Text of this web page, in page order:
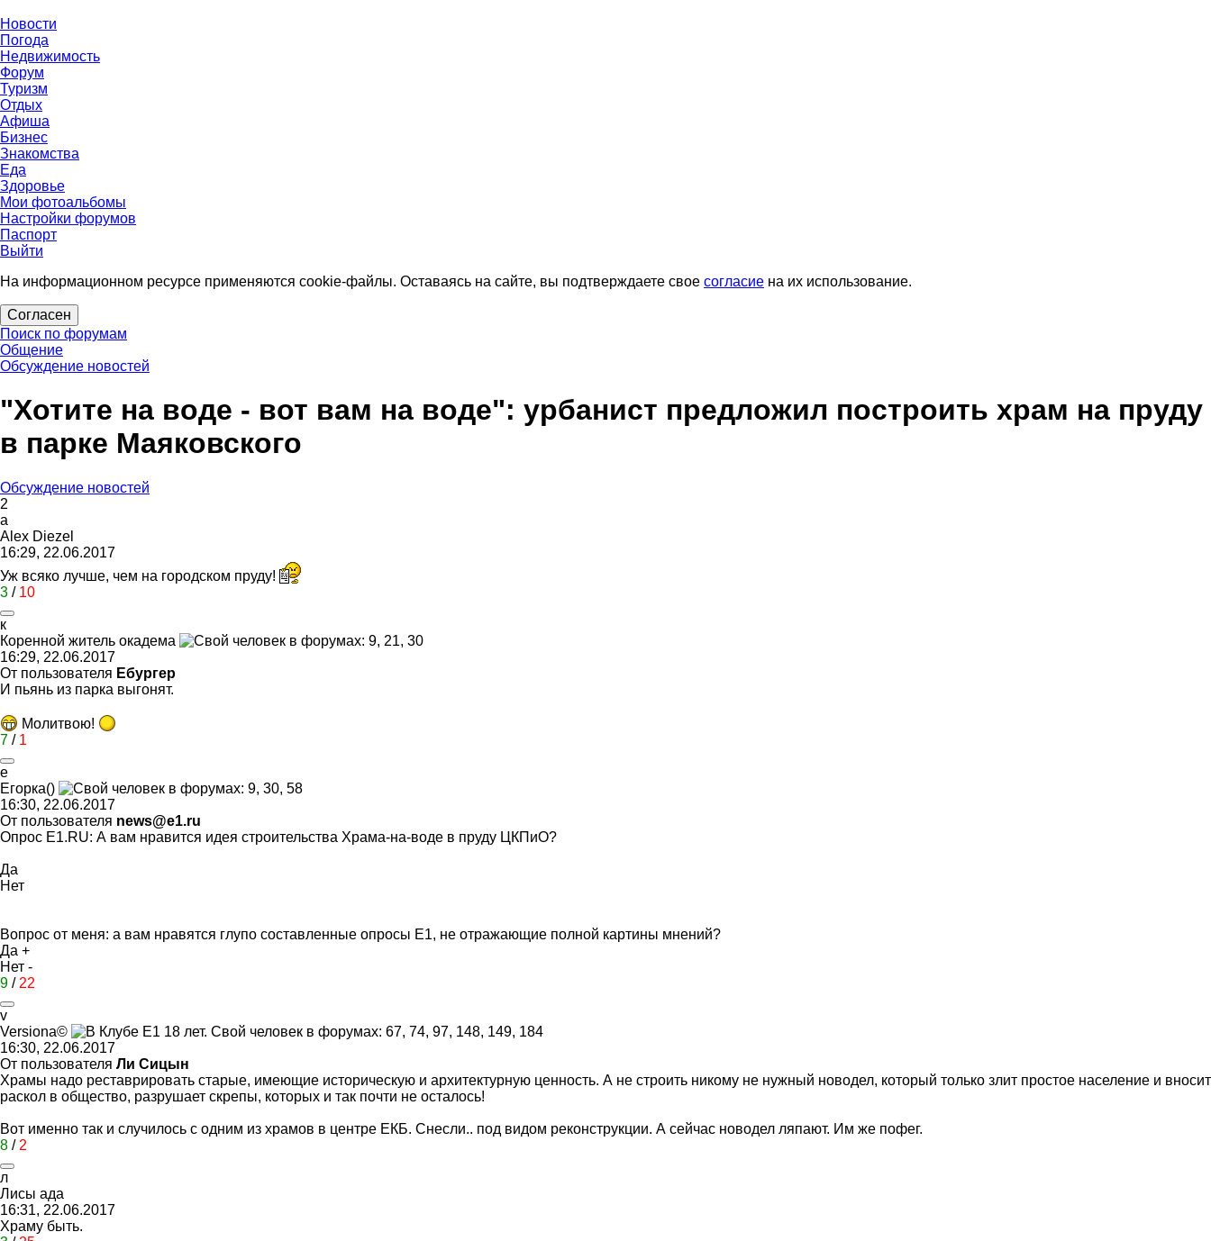
Новости
Погода
Недвижимость
Форум
Туризм
Отдых
Афиша
Бизнес
Знакомства
Еда
Здоровье
Мои фотоальбомы
Настройки форумов
Паспорт
Выйти
На информационном ресурсе применяются cookie-файлы. Оставаясь на сайте, вы подтверждаете свое согласие на их использование.
Согласен
Поиск по форумам
Общение
Обсуждение новостей
"Хотите на воде - вот вам на воде": урбанист предложил построить храм на пруду
в парке Маяковского
Обсуждение новостей
2
a
Alex Diezel
16:29, 22.06.2017
Уж всяко лучше, чем на городском пруду!
3 / 10
к
Коренной житель окадема
16:29, 22.06.2017
От пользователя Ебургер
И пьянь из парка выгонят.
Молитвою!
7 / 1
е
Егорка()
16:30, 22.06.2017
От пользователя news@e1.ru
Опрос E1.RU: А вам нравится идея строительства Храма-на-воде в пруду ЦКПиО?
Да
Нет
Вопрос от меня: а вам нравятся глупо составленные опросы Е1, не отражающие полной картины мнений?
Да +
Нет -
9 / 22
v
Versiona©
16:30, 22.06.2017
От пользователя Ли Сицын
Храмы надо реставрировать старые, имеющие историческую и архитектурную ценность. А не строить никому не нужный новодел, который только злит простое население и вносит
раскол в общество, разрушает скрепы, которых и так почти не осталось!
Вот именно так и случилось с одним из храмов в центре ЕКБ. Снесли.. под видом реконструкции. А сейчас новодел ляпают. Им же пофег.
8 / 2
л
Лисы ада
16:31, 22.06.2017
Храму быть.